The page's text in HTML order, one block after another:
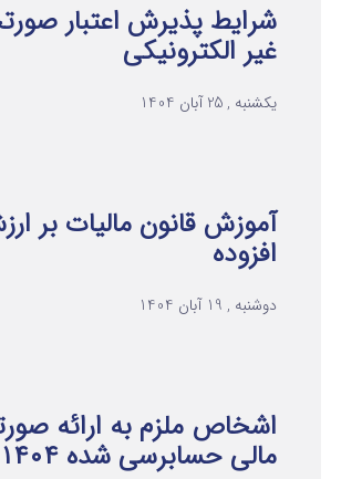
شرایط پذیرش اعتبار
غیر الکترونیکی
یکشنبه , 25 آبان 1404
آموزش قانون مالیات بر
افزوده
دوشنبه , 19 آبان 1404
اشخاص ملزم به ارائه
مالی حسابرسی شده ۱۴۰۴